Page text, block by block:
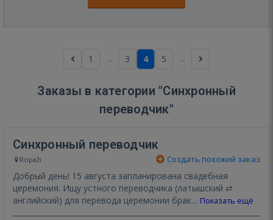
1 ... 3 4 5 ...
Заказы в категории "Синхронный
переводчик"
Синхронный переводчик
Ropaži Создать похожий заказ
Добрый день! 15 августа запланирована свадебная
церемония. Ищу устного переводчика (латышский ⇄
английский) для перевода церемонии брак… Показать ещё